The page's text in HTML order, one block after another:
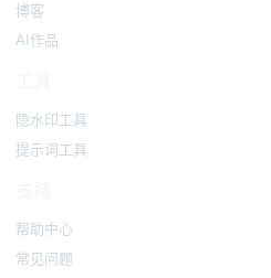
博客
AI作品
隐水印工具
提示词工具
帮助中心
常见问题